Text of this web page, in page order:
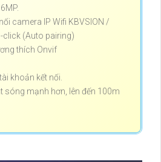
camera IP Wifi KBVSION /
click (Auto pairing)
thích Onvif
khoản kết nối.
sóng mạnh hơn, lên đến 100m